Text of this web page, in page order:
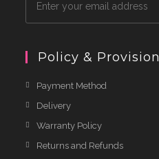
Policy & Provision
Payment Method
Delivery
Warranty Policy
Returns and Refunds